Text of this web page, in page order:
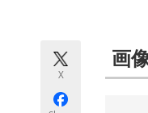
X
画